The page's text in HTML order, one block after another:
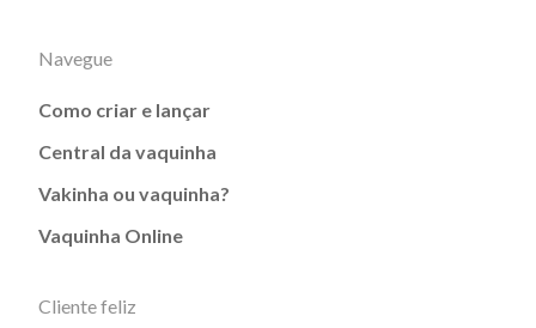
Navegue
Como criar e lançar
Central da vaquinha
Vakinha ou vaquinha?
Vaquinha Online
Cliente feliz